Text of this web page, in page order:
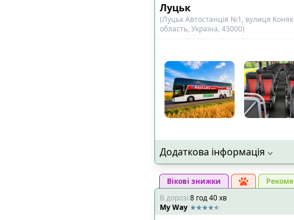
Луцьк
(Луцьк Автостанція №1, вулиця
область, Україна, 43000)
Додаткова інформація
Вікові знижки
В дорозі:8 год40хв
My Way